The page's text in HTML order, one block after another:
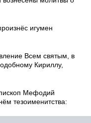
игумен
Всем святым, в
Кириллу,
Мефодий
тезоименитства: